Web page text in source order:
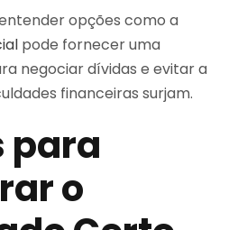
opções como a
pode fornecer uma
negociar dívidas e evitar a
financeiras surjam.
para
o